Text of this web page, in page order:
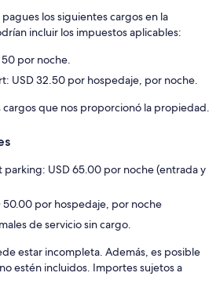
los siguientes cargos en la
incluir los impuestos aplicables:
por noche.
USD 32.50 por hospedaje, por noche.
cargos que nos proporcionó la propiedad.
parking: USD 65.00 por noche (entrada y
50.00 por hospedaje, por noche
de servicio sin cargo.
estar incompleta. Además, es posible
estén incluidos. Importes sujetos a